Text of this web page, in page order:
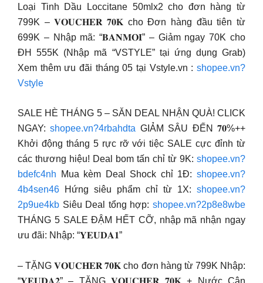
Loại Tinh Dầu Loccitane 50mlx2 cho đơn hàng từ
799K – 𝐕𝐎𝐔𝐂𝐇𝐄𝐑 𝟕𝟎𝐊 cho Đơn hàng đầu tiên từ
699K – Nhập mã: “𝐁𝐀𝐍𝐌𝐎𝐈” – Giảm ngay 70K cho
ĐH 555K (Nhập mã “VSTYLE” tại ứng dụng Grab)
Xem thêm ưu đãi tháng 05 tại Vstyle.vn : shopee.vn?
Vstyle
SALE HÈ THÁNG 5 – SĂN DEAL NHẬN QUÀ! CLICK
NGAY:shopee.vn?4rbahdta GIẢM SÂU ĐẾN 𝟕𝟎%++
Khởi động tháng 5 rực rỡ với tiệc SALE cực đỉnh từ
các thương hiệu! Deal bom tấn chỉ từ 9K: shopee.vn?
bdefc4nh Mua kèm Deal Shock chỉ 1Đ: shopee.vn?
4b4sen46 Hứng siêu phẩm chỉ từ 1X: shopee.vn?
2p9ue4kb Siêu Deal tổng hợp: shopee.vn?2p8e8wbe
THÁNG 5 SALE ĐẬM HẾT CỠ, nhập mã nhận ngay
ưu đãi: Nhập: “𝐘𝐄𝐔𝐃𝐀𝟏”
– TẶNG 𝐕𝐎𝐔𝐂𝐇𝐄𝐑 𝟕𝟎𝐊 cho đơn hàng từ 799K Nhập:
“𝐘𝐄𝐔𝐃𝐀𝟐” – TẶNG 𝐕𝐎𝐔𝐂𝐇𝐄𝐑 𝟕𝟎𝐊 + Nước Cân